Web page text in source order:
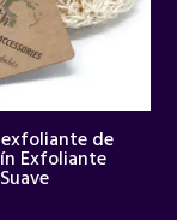
exfoliante de
Exfoliante